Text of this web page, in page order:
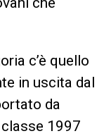
c’è quello
in uscita dal
da
classe 1997